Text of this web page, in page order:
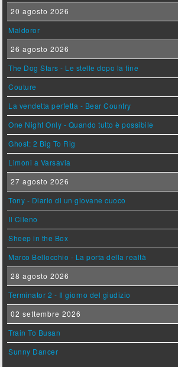
20 agosto 2026
Maldoror
26 agosto 2026
The Dog Stars - Le stelle dopo la fine
Couture
La vendetta perfetta - Bear Country
One Night Only - Quando tutto è possibile
Ghost: 2 Big To Rig
Limoni a Varsavia
27 agosto 2026
Tony - Diario di un giovane cuoco
Il Cileno
Sheep in the Box
Marco Bellocchio - La porta della realtà
28 agosto 2026
Terminator 2 - Il giorno del giudizio
02 settembre 2026
Train To Busan
Sunny Dancer